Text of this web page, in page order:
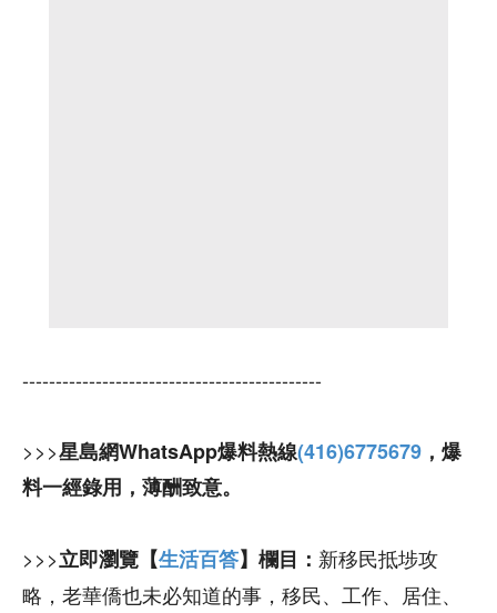
---------------------------------------------
>>>星島網WhatsApp爆料熱線(416)6775679 ，爆
料一經錄用，薄酬致意。
>>>立即瀏覽【生活百答】欄目： 新移民抵埗攻
略，老華僑也未必知道的事，移民、工作、居住、